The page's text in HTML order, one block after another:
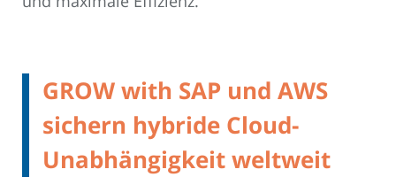
GROW with SAP und AWS
sichern hybride Cloud-
Unabhängigkeit weltweit